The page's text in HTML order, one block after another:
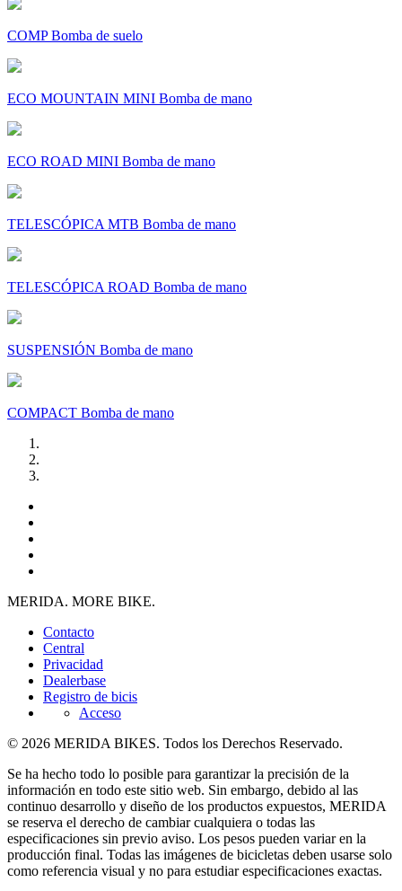
COMP Bomba de suelo
ECO MOUNTAIN MINI Bomba de mano
ECO ROAD MINI Bomba de mano
TELESCÓPICA MTB Bomba de mano
TELESCÓPICA ROAD Bomba de mano
SUSPENSIÓN Bomba de mano
COMPACT Bomba de mano
MERIDA. MORE BIKE.
Contacto
Central
Privacidad
Dealerbase
Registro de bicis
Acceso
© 2026 MERIDA BIKES. Todos los Derechos Reservado.
Se ha hecho todo lo posible para garantizar la precisión de la
información en todo este sitio web. Sin embargo, debido al las
continuo desarrollo y diseño de los productos expuestos, MERIDA
se reserva el derecho de cambiar cualquiera o todas las
especificaciones sin previo aviso. Los pesos pueden variar en la
producción final. Todas las imágenes de bicicletas deben usarse solo
como referencia visual y no para estudiar especificaciones exactas.